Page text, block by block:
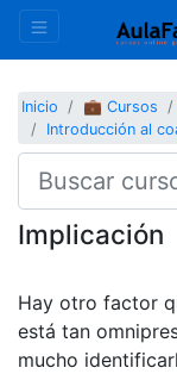
Inicio 💼 Cursos
Introducción al
Implicación
Hay otro factor
está tan
mucho